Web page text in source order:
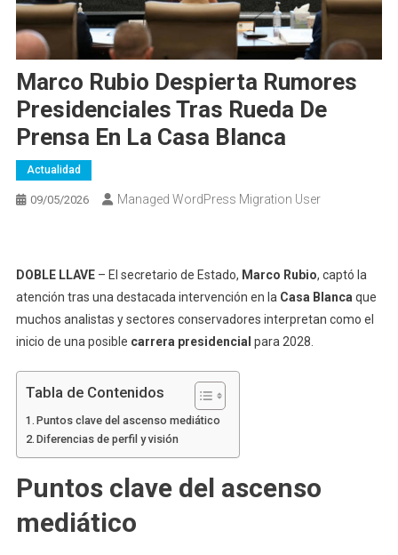
Marco Rubio Despierta Rumores
Presidenciales Tras Rueda De
Prensa En La Casa Blanca
Actualidad
09/05/2026 Managed WordPress Migration User
DOBLE LLAVE– El secretario de Estado, Marco Rubio, captó la
atención tras una destacada intervención en la Casa Blanca que
muchos analistas y sectores conservadores interpretan como el
inicio de una posible carrera presidencial para 2028.
Tabla de Contenidos
Puntos clave del ascenso mediático
Diferencias de perfil y visión
Puntos clave del ascenso
mediático